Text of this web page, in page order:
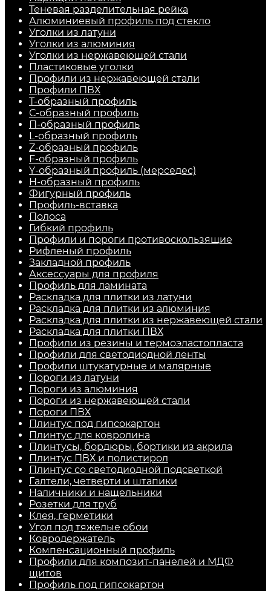
Теневая разделительная рейка
Алюминиевый профиль под стекло
Уголки из латуни
Уголки из алюминия
Уголки из нержавеющей стали
Пластиковые уголки
Профили из нержавеющей стали
Профили ПВХ
Т-образный профиль
С-образный профиль
П-образный профиль
L-образный профиль
Z-образный профиль
F-образный профиль
Y-образный профиль (мерседес)
H-образный профиль
Фигурный профиль
Профиль-вставка
Полоса
Гибкий профиль
Профили и пороги противоскользящие
Рифленый профиль
Закладной профиль
Аксессуары для профиля
Профиль для ламината
Раскладка для плитки из латуни
Раскладка для плитки из алюминия
Раскладка для плитки из нержавеющей стали
Раскладка для плитки ПВХ
Профили из резины и термоэластопласта
Профили для светодиодной ленты
Профили штукатурные и малярные
Пороги из латуни
Пороги из алюминия
Пороги из нержавеющей стали
Пороги ПВХ
Плинтус под гипсокартон
Плинтус для ковролина
Плинтусы, бордюры, бортики из акрила
Плинтус ПВХ и полистирол
Плинтус со светодиодной подсветкой
Галтели, четверти и штапики
Наличники и нащельники
Розетки для труб
Клея, герметики
Угол под тяжелые обои
Ковродержатель
Компенсационный профиль
Профили для композит-панелей и МДФ
щитов
Профиль под гипсокартон